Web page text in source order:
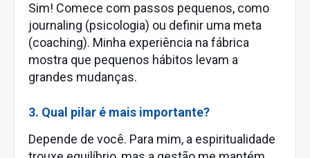
Sim! Comece com passos pequenos, como
journaling (psicologia) ou definir uma meta
(coaching). Minha experiência na fábrica
mostra que pequenos hábitos levam a
grandes mudanças.
3. Qual pilar é mais importante?
Depende de você. Para mim, a espiritualidade